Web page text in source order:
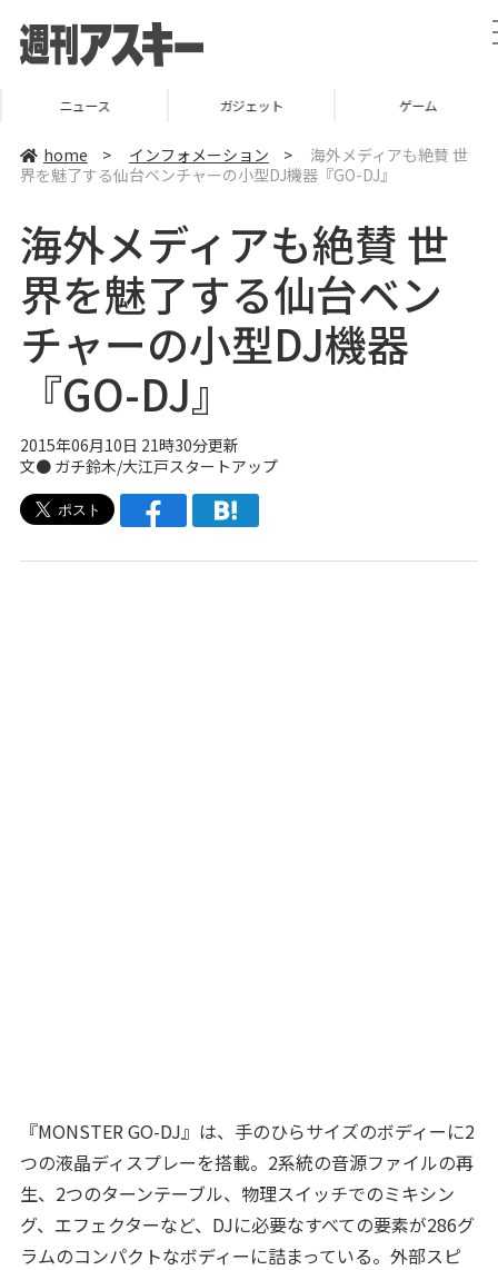
ニュース ガジェット ゲーム
home > インフォメーション >
海外メディアも絶賛 世
界を魅了する仙台ベンチャーの小型DJ機器『GO-DJ』
海外メディアも絶賛 世
界を魅了する仙台ベン
チャーの小型DJ機器
『GO-DJ』
2015年06月10日 21時30分更新
文● ガチ鈴木/大江戸スタートアップ
『MONSTER GO-DJ』は、手のひらサイズのボディーに2
つの液晶ディスプレーを搭載。2系統の音源ファイルの再
生、2つのターンテーブル、物理スイッチでのミキシン
グ、エフェクターなど、DJに必要なすべての要素が286グ
ラムのコンパクトなボディーに詰まっている。外部スピ